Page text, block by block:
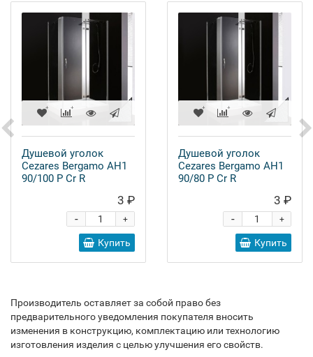
Душевой уголок
Cezares Bergamo AH1
90/100 P Cr R
3 ₽
+
-
Купить
Душевой уголок
Cezares Bergamo AH1
90/80 P Cr R
3 ₽
+
-
Купить
Производитель оставляет за собой право без
предварительного уведомления покупателя вносить
изменения в конструкцию, комплектацию или технологию
изготовления изделия с целью улучшения его свойств.